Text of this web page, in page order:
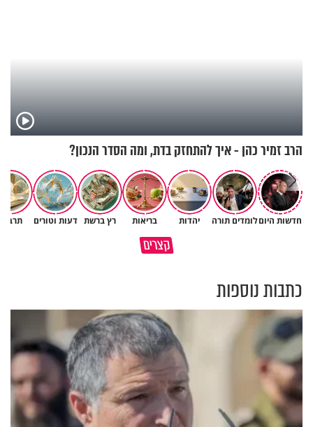
הרב זמיר כהן - איך להתחזק בדת, ומה הסדר הנכון?
חדשות היוםלומדים תורה יהדות בריאות רץ ברשת דעות וטורים
קצרים
באיזה ארץ לומדים יותר גמרא
כתבות נוספות